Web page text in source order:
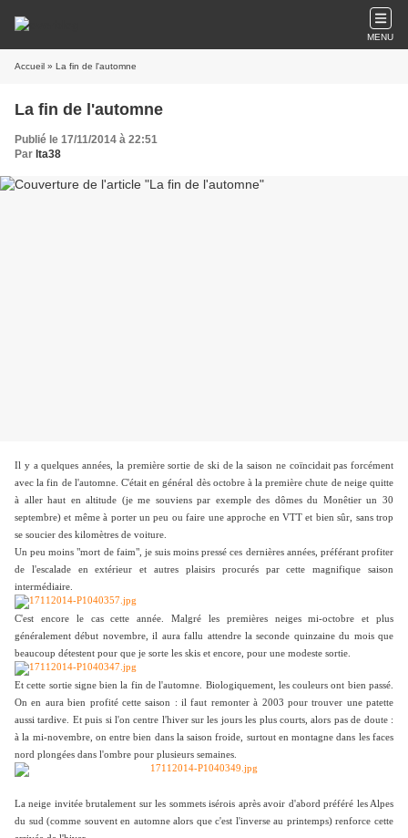
MENU
Accueil » La fin de l'automne
La fin de l'automne
Publié le 17/11/2014 à 22:51
Par lta38
Il y a quelques années, la première sortie de ski de la saison ne coïncidait pas forcément
avec la fin de l'automne. C'était en général dès octobre à la première chute de neige quitte
à aller haut en altitude (je me souviens par exemple des dômes du Monêtier un 30
septembre) et même à porter un peu ou faire une approche en VTT et bien sûr, sans trop
se soucier des kilomètres de voiture.
Un peu moins "mort de faim", je suis moins pressé ces dernières années, préférant profiter
de l'escalade en extérieur et autres plaisirs procurés par cette magnifique saison
intermédiaire.
C'est encore le cas cette année. Malgré les premières neiges mi-octobre et plus
généralement début novembre, il aura fallu attendre la seconde quinzaine du mois que
beaucoup détestent pour que je sorte les skis et encore, pour une modeste sortie.
Et cette sortie signe bien la fin de l'automne. Biologiquement, les couleurs ont bien passé.
On en aura bien profité cette saison : il faut remonter à 2003 pour trouver une patette
aussi tardive. Et puis si l'on centre l'hiver sur les jours les plus courts, alors pas de doute :
à la mi-novembre, on entre bien dans la saison froide, surtout en montagne dans les faces
nord plongées dans l'ombre pour plusieurs semaines.
La neige invitée brutalement sur les sommets isérois après avoir d'abord préféré les Alpes
du sud (comme souvent en automne alors que c'est l'inverse au printemps) renforce cette